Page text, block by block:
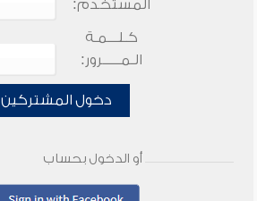
المستخدم:
كـلـــمـة
الـمـــــرور:
دخول المشتركين
أو الدخول بحساب